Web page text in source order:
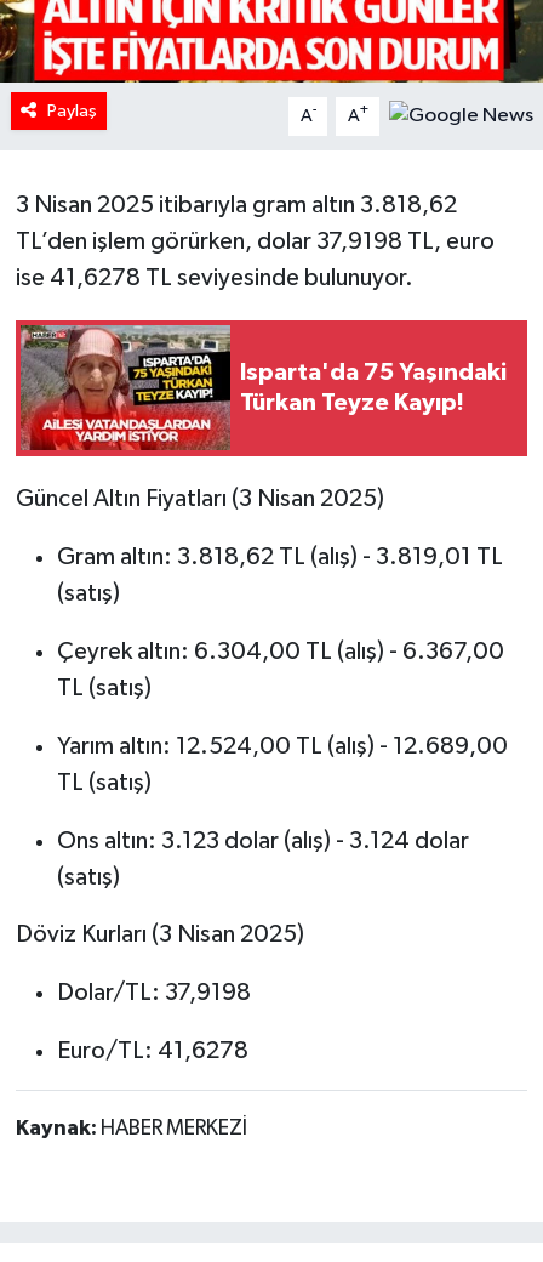
Paylaş A- A+
3 Nisan 2025 itibarıyla gram altın 3.818,62
TL’den işlem görürken, dolar 37,9198 TL, euro
ise 41,6278 TL seviyesinde bulunuyor.
Isparta'da 75 Yaşındaki
Türkan Teyze Kayıp!
Güncel Altın Fiyatları (3 Nisan 2025)
Gram altın: 3.818,62 TL (alış) - 3.819,01 TL
(satış)
Çeyrek altın: 6.304,00 TL (alış) - 6.367,00
TL (satış)
Yarım altın: 12.524,00 TL (alış) - 12.689,00
TL (satış)
Ons altın: 3.123 dolar (alış) - 3.124 dolar
(satış)
Döviz Kurları (3 Nisan 2025)
Dolar/TL: 37,9198
Euro/TL: 41,6278
Kaynak: HABER MERKEZİ
MAGAZİN
Oyun
SAĞLIK
Spor
Tarihi Yapılarımız
Yerel
İletişim